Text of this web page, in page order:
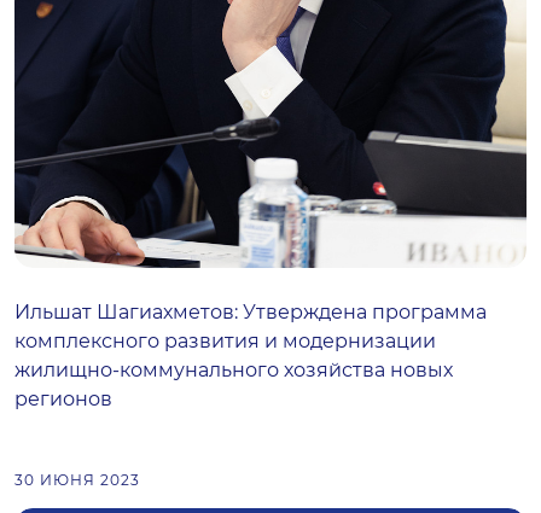
Ильшат Шагиахметов: Утверждена программа
комплексного развития и модернизации
жилищно-коммунального хозяйства новых
регионов
30 ИЮНЯ 2023